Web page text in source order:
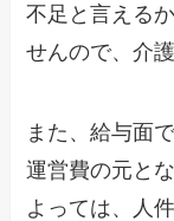
不足と言える
せんので、介
また、給与面
運営費の元と
よっては、人